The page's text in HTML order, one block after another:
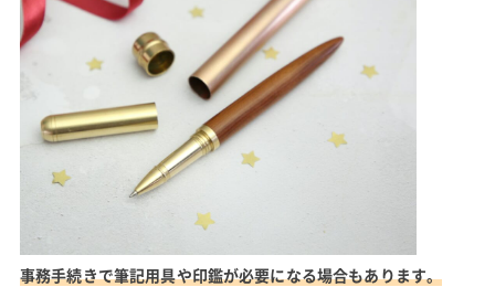
事務手続きで筆記用具や印鑑が必要になる場合もあります。